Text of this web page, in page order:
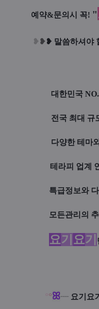
예약&문의시 꼭! "
❥ ❥❥ 말씀하셔야
대한민국
전국 최대 규
다양한 테마
테라피 업계
특급정보와
모든관리의
요기 요기
°°ꕤ┈ 요기요